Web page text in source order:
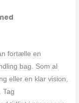
fortælle en
bag. Som al
eller en klar vision,
Tag